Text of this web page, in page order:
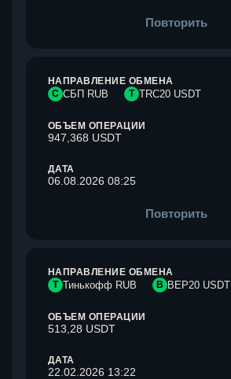
Повторить
НАПРАВЛЕНИЕ ОБМЕНА
С СБП RUB T TRC20 USDT
ОБЪЕМ ОПЕРАЦИИ
947,368 USDT
ДАТА
06.08.2026 08:25
Повторить
НАПРАВЛЕНИЕ ОБМЕНА
Т Тинькофф RUB B BEP20 USDT
ОБЪЕМ ОПЕРАЦИИ
513,28 USDT
ДАТА
22.02.2026 13:22